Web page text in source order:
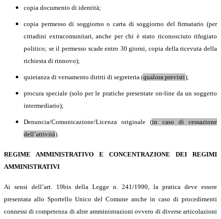
copia documento di identità;
copia permesso di soggiorno o carta di soggiorno del firmatario (per
cittadini extracomunitari, anche per chi è stato riconosciuto rifugiato
politico; se il permesso scade entro 30 giorni, copia della ricevuta della
richiesta di rinnovo);
quietanza di versamento diritti di segreteria (qualora previsti);
procura speciale (solo per le pratiche presentate on-line da un soggetto
intermediario);
Denuncia/Comunicazione/Licenza originale (in caso di cessazione
dell’attività).
REGIME AMMINISTRATIVO E CONCENTRAZIONE DEI REGIMI
AMMINISTRATIVI
Ai sensi dell’art. 19bis della Legge n. 241/1990, la pratica deve essere
presentata allo Sportello Unico del Comune anche in caso di procedimenti
connessi di competenza di altre amministrazioni ovvero di diverse articolazioni